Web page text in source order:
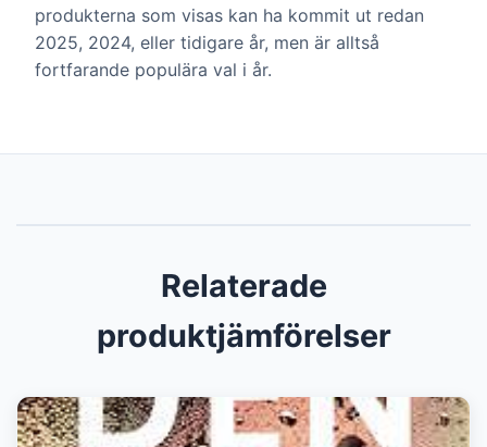
produkterna som visas kan ha kommit ut redan
2025, 2024, eller tidigare år, men är alltså
fortfarande populära val i år.
Relaterade
produktjämförelser